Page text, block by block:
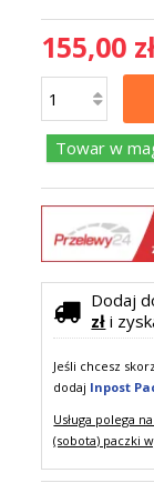
155,00
Towar w
Dodaj
zł i
Jeśli chcesz
dodaj Inpost
Usługa polega
(sobota) paczki